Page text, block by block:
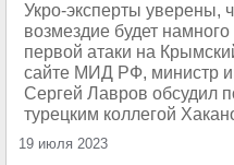
Укро-эксперты уверены,
возмездие будет
первой атаки на
сайте МИД РФ, министр
Сергей Лавров обсудил
турецким коллегой
19 июля 2023